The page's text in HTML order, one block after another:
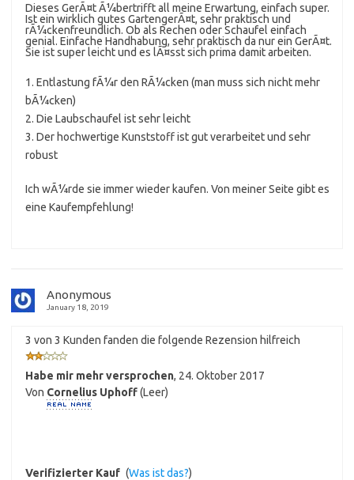
Dieses GerÃ¤t Ã¼bertrifft all meine Erwartung, einfach super.
Ist ein wirklich gutes GartengerÃ¤t, sehr praktisch und
rÃ¼ckenfreundlich. Ob als Rechen oder Schaufel einfach
genial. Einfache Handhabung, sehr praktisch da nur ein GerÃ¤t.
Sie ist super leicht und es lÃ¤sst sich prima damit arbeiten.
1. Entlastung fÃ¼r den RÃ¼cken (man muss sich nicht mehr
bÃ¼cken)
2. Die Laubschaufel ist sehr leicht
3. Der hochwertige Kunststoff ist gut verarbeitet und sehr
robust
Ich wÃ¼rde sie immer wieder kaufen. Von meiner Seite gibt es
eine Kaufempfehlung!
Anonymous
January 18, 2019
3 von 3 Kunden fanden die folgende Rezension hilfreich
Habe mir mehr versprochen, 24. Oktober 2017
Von Cornelius Uphoff(Leer)
Verifizierter Kauf (Was ist das?)